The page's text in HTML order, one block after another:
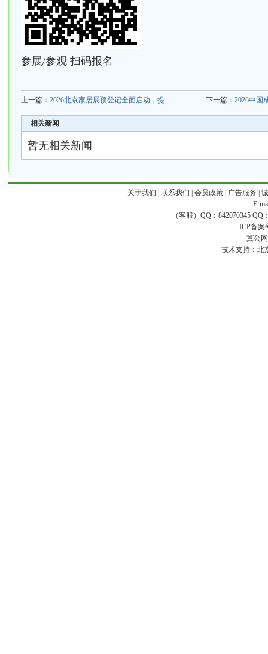
参展/参观 扫码报名
上一篇： 2026北京家居展预登记全面启动，提 下一篇： 2026中国
相关新闻
暂无相关新闻
关于我们 联系我们 会员政策| 广告服务
E-
（客服）QQ：842070345 QQ
ICP备案
冀公
技术支持： 北